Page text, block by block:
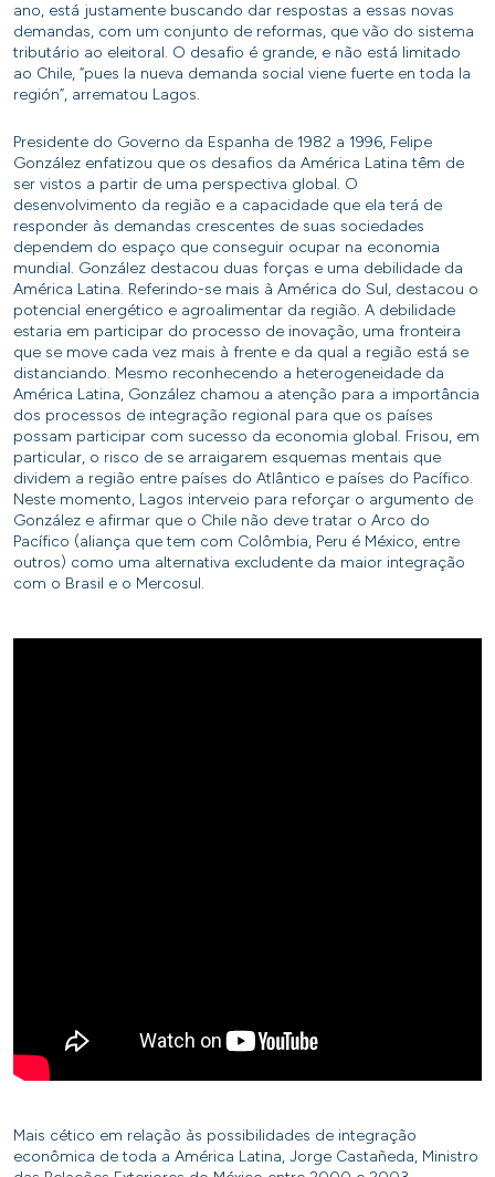
ano, está justamente buscando dar respostas a essas novas
demandas, com um conjunto de reformas, que vão do sistema
tributário ao eleitoral. O desafio é grande, e não está limitado
ao Chile, “pues la nueva demanda social viene fuerte en toda la
región”, arrematou Lagos.
Presidente do Governo da Espanha de 1982 a 1996, Felipe
González enfatizou que os desafios da América Latina têm de
ser vistos a partir de uma perspectiva global. O
desenvolvimento da região e a capacidade que ela terá de
responder às demandas crescentes de suas sociedades
dependem do espaço que conseguir ocupar na economia
mundial. González destacou duas forças e uma debilidade da
América Latina. Referindo-se mais à América do Sul, destacou o
potencial energético e agroalimentar da região. A debilidade
estaria em participar do processo de inovação, uma fronteira
que se move cada vez mais à frente e da qual a região está se
distanciando. Mesmo reconhecendo a heterogeneidade da
América Latina, González chamou a atenção para a importância
dos processos de integração regional para que os países
possam participar com sucesso da economia global. Frisou, em
particular, o risco de se arraigarem esquemas mentais que
dividem a região entre países do Atlântico e países do Pacífico.
Neste momento, Lagos interveio para reforçar o argumento de
González e afirmar que o Chile não deve tratar o Arco do
Pacífico (aliança que tem com Colômbia, Peru é México, entre
outros) como uma alternativa excludente da maior integração
com o Brasil e o Mercosul.
Mais cético em relação às possibilidades de integração
econômica de toda a América Latina, Jorge Castañeda, Ministro